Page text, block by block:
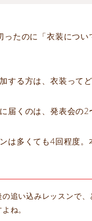
ったのに「衣装につ
する方は、衣装って
届くのは、発表会の2
は多くても4回程度
の追い込みレッスンで
ね。